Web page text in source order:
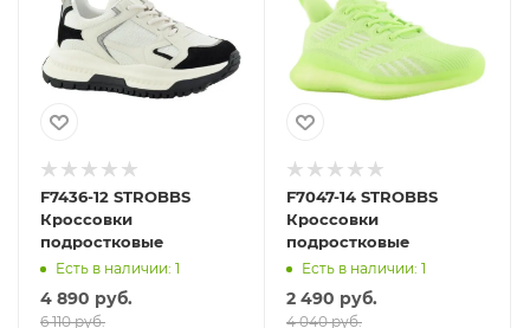
F7436-12 STROBBS
Кроссовки
подростковые
Есть в наличии: 1
4 890 руб.
6 110 руб.
F7047-14 STROBBS
Кроссовки
подростковые
Есть в наличии: 1
2 490 руб.
4 040 руб.